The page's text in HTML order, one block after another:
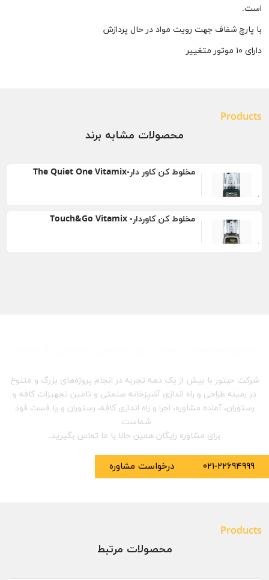
است.
با پارچ شفاف جهت رویت مواد در حال پردازش
دارای ۱۰ موتور متغییر
Products
محصولات مشابه برند
مخلوط کن کاور دار-The Quiet One Vitamix
مخلوط کن کاوردار- Touch&Go Vitamix
شرکت حبتور با بیش از یک دهه تجربه در انجام پروژه‌های بزرگ و متنوع
در زمینه طراحی و راه اندازی آشپزخانه صنعتی و تامین تجهیزات کافه و
رستوران، آماده مشاوره، اجرا و راه اندازی کافه، رستوران و یا فست فود
شماست.
برای مشاوره رایگان همین حالا با ما تماس بگیرید.
۰۲۱-۲۲۶۹۴۹۹۹ درخواست مشاوره
Products
محصولات مرتبط